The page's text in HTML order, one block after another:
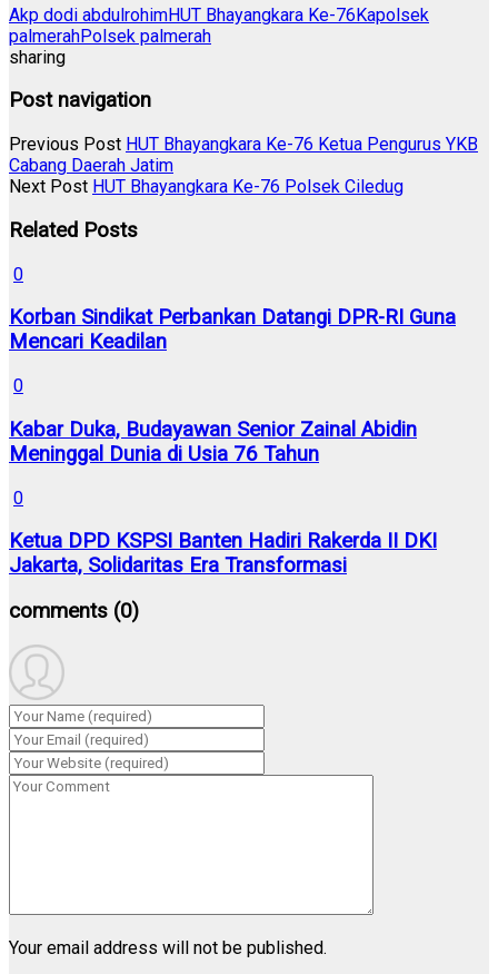
Akp dodi abdulrohimHUT Bhayangkara Ke-76Kapolsek
palmerahPolsek palmerah
sharing
Post navigation
Previous Post HUT Bhayangkara Ke-76 Ketua Pengurus YKB
Cabang Daerah Jatim
Next Post HUT Bhayangkara Ke-76 Polsek Ciledug
Related Posts
0
Korban Sindikat Perbankan Datangi DPR-RI Guna
Mencari Keadilan
0
Kabar Duka, Budayawan Senior Zainal Abidin
Meninggal Dunia di Usia 76 Tahun
0
Ketua DPD KSPSI Banten Hadiri Rakerda II DKI
Jakarta, Solidaritas Era Transformasi
comments (0)
Your email address will not be published.